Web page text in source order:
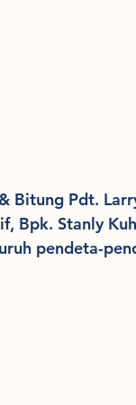
Bitung Pdt.
Bpk. Stanly
pendeta-